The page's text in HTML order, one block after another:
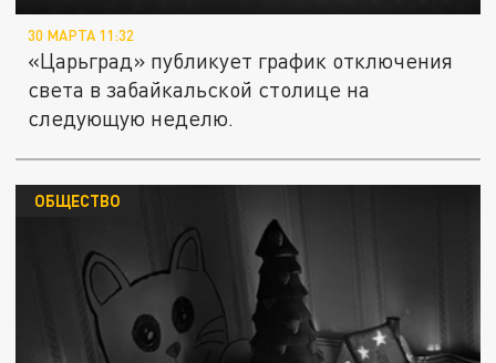
30 МАРТА 11:32
«Царьград» публикует график отключения
света в забайкальской столице на
следующую неделю.
ОБЩЕСТВО